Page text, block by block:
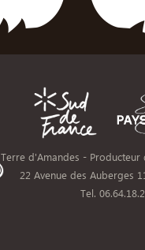
Terre d'Amandes - Producteur
22 Avenue des Auberges
Tel.